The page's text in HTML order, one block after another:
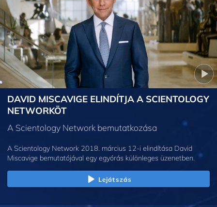
DAVID MISCAVIGE ELINDÍTJA A SCIENTOLOGY
NETWORKÖT
A Scientology Network bemutatkozása
A Scientology Network 2018. március 12-i elindítása David
Miscavige bemutatójával egy egyórás különleges üzenetben.
Lejátszás